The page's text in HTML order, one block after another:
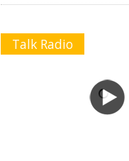
Talk Radio